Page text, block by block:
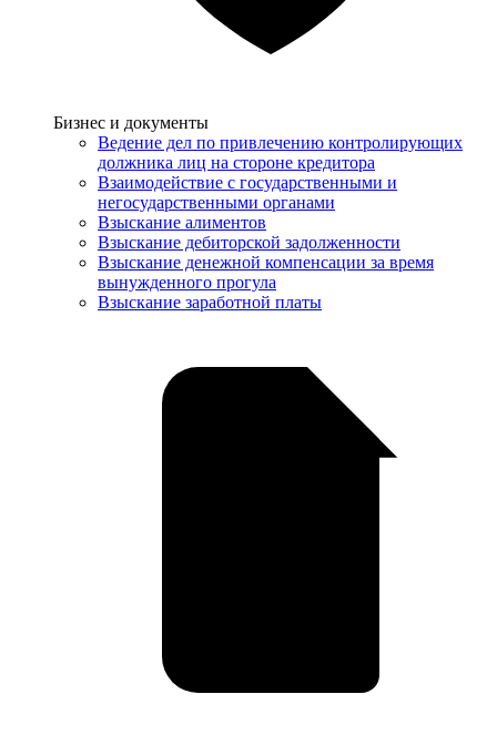
Услуги
Бизнес и документы
Ведение дел по привлечению контролирующих
должника лиц на стороне кредитора
Взаимодействие с государственными и
негосударственными органами
Взыскание алиментов
Взыскание дебиторской задолженности
Взыскание денежной компенсации за время
вынужденного прогула
Взыскание заработной платы